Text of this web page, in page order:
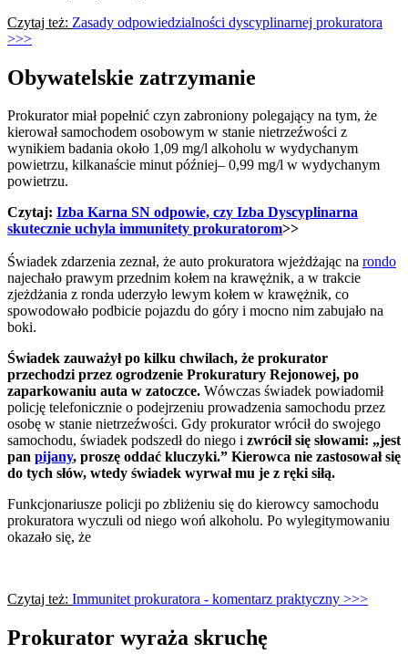
Czytaj też: Zasady odpowiedzialności dyscyplinarnej prokuratora
>>>
Obywatelskie zatrzymanie
Prokurator miał popełnić czyn zabroniony polegający na tym, że
kierował samochodem osobowym w stanie nietrzeźwości z
wynikiem badania około 1,09 mg/l alkoholu w wydychanym
powietrzu, kilkanaście minut później– 0,99 mg/l w wydychanym
powietrzu.
Czytaj: Izba Karna SN odpowie, czy Izba Dyscyplinarna
skutecznie uchyla immunitety prokuratorom>>
Świadek zdarzenia zeznał, że auto prokuratora wjeżdżając na rondo
najechało prawym przednim kołem na krawężnik, a w trakcie
zjeżdżania z ronda uderzyło lewym kołem w krawężnik, co
spowodowało podbicie pojazdu do góry i mocno nim zabujało na
boki.
Świadek zauważył po kilku chwilach, że prokurator
przechodzi przez ogrodzenie Prokuratury Rejonowej, po
zaparkowaniu auta w zatoczce. Wówczas świadek powiadomił
policję telefonicznie o podejrzeniu prowadzenia samochodu przez
osobę w stanie nietrzeźwości. Gdy prokurator wrócił do swojego
samochodu, świadek podszedł do niego i zwrócił się słowami: „jest
pan pijany, proszę oddać kluczyki.” Kierowca nie zastosował się
do tych słów, wtedy świadek wyrwał mu je z ręki siłą.
Funkcjonariusze policji po zbliżeniu się do kierowcy samochodu
prokuratora wyczuli od niego woń alkoholu. Po wylegitymowaniu
okazało się, że
Czytaj też: Immunitet prokuratora - komentarz praktyczny >>>
Prokurator wyraża skruchę